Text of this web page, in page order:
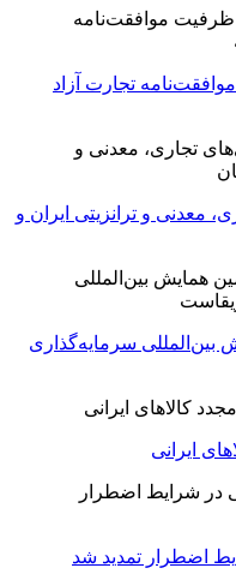
تجارت آزاد
معدنی و ترانزیتی ایران و
بین‌المللی سرمایه‌گذاری
ایرانی
اضطرار تمدید شد